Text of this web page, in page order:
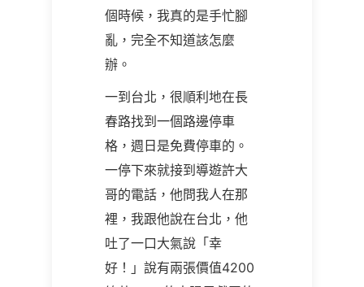
個時候，我真的是手忙腳
亂，完全不知道該怎麼
辦。
一到台北，很順利地在長
春路找到一個路邊停車
格，週日是免費停車的。
一停下來就接到導遊許大
哥的電話，他問我人在那
裡，我跟他說在台北，他
吐了一口大氣說「幸
好！」說有兩張價值4200